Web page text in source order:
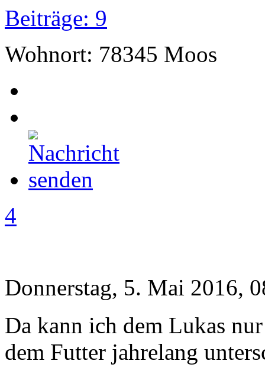
Beiträge: 9
Wohnort: 78345 Moos
4
Donnerstag, 5. Mai 2016,
Da kann ich dem Lukas
dem Futter jahrelang